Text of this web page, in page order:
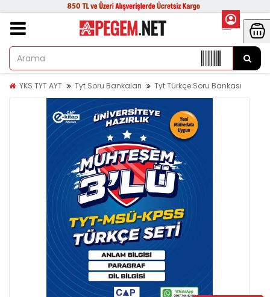
YKS TYT AYT Tyt Soru Bankaları Tyt Türkçe Soru Bankası